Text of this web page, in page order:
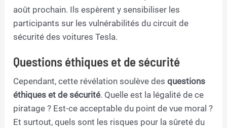
août prochain. Ils espèrent y sensibiliser les
participants sur les vulnérabilités du circuit de
sécurité des voitures Tesla.
Questions éthiques et de sécurité
Cependant, cette révélation soulève desquestions
éthiques et de sécurité. Quelle est la légalité de ce
piratage ? Est-ce acceptable du point de vue moral ?
Et surtout, quels sont les risques pour la sûreté du